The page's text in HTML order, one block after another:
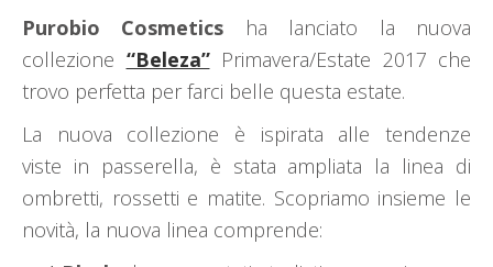
Purobio Cosmetics ha lanciato la nuova
collezione “Beleza”Primavera/Estate 2017 che
trovo perfetta per farci belle questa estate.
La nuova collezione è ispirata alle tendenze
viste in passerella, è stata ampliata la linea di
ombretti, rossetti e matite. Scopriamo insieme le
novità, la nuova linea comprende: